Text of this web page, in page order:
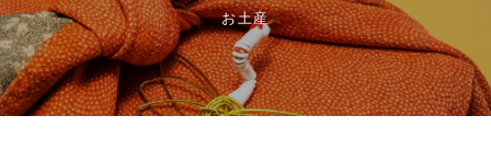
お土産